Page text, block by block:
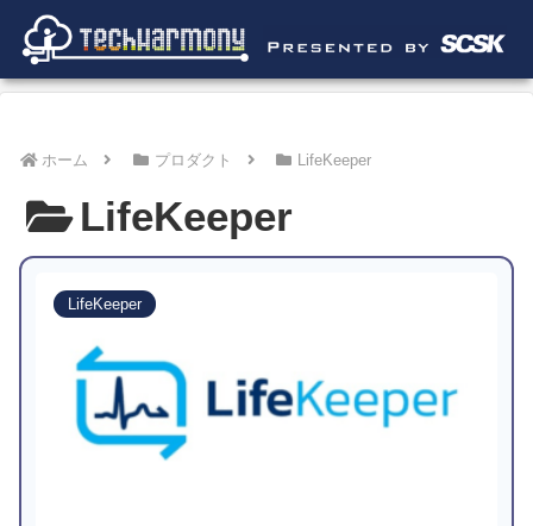
ホーム プロダクト LifeKeeper
LifeKeeper
LifeKeeper